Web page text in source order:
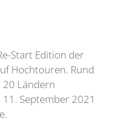
Start Edition der
Hochtouren. Rund
Ländern
September 2021